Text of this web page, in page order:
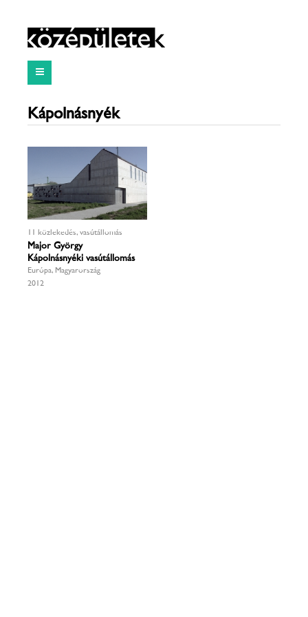
Kápolnásnyék
11 közlekedés, vasútállomás
Major György
Kápolnásnyéki vasútállomás
Európa, Magyarország
2012